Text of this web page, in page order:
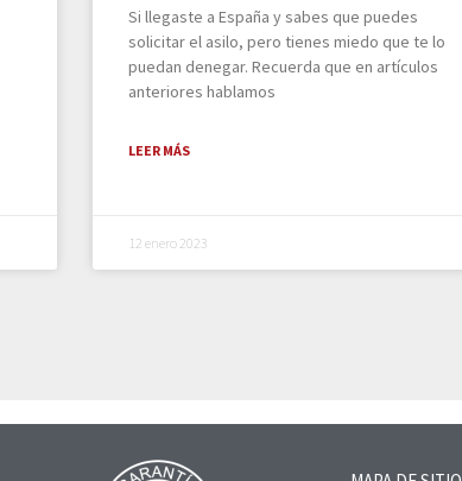
Si llegaste a España y sabes que puedes
solicitar el asilo, pero tienes miedo que te lo
puedan denegar. Recuerda que en artículos
anteriores hablamos
LEER MÁS
12 enero 2023